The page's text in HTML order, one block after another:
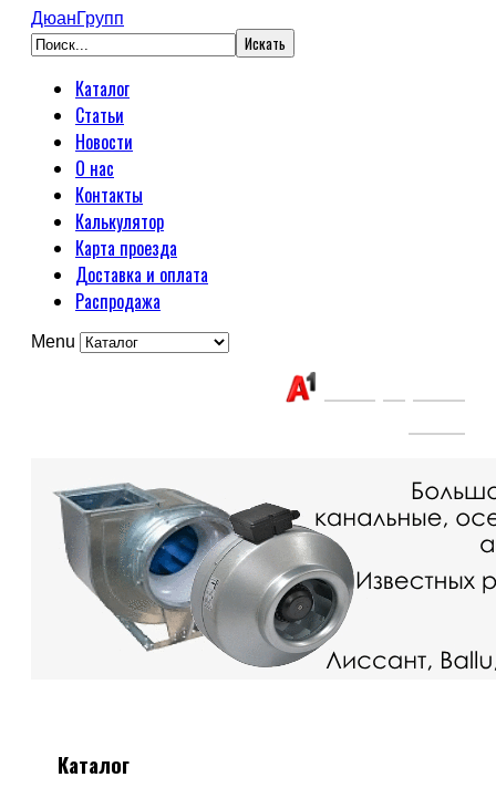
ДюанГрупп
Каталог
Статьи
Новости
О нас
Контакты
Калькулятор
Карта проезда
Доставка и оплата
Распродажа
Menu
Каталог